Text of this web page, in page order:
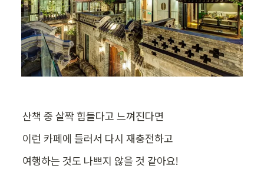
산책 중 살짝 힘들다고 느껴진다면
이런 카페에 들러서 다시 재충전하고
여행하는 것도 나쁘지 않을 것 같아요!